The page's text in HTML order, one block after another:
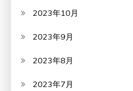
2023年10月
2023年9月
2023年8月
2023年7月